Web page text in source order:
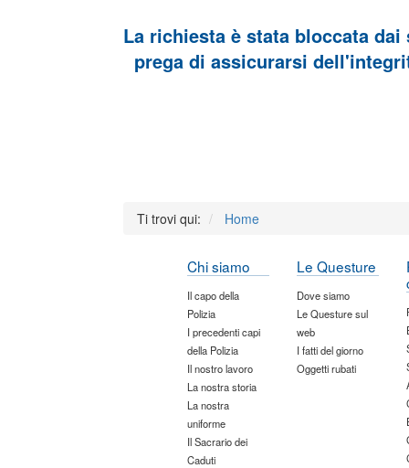
La richiesta è stata bloccata
prega di assicurarsi
Ti trovi qui: Home
Chi siamo
Il capo della
Polizia
I precedenti capi
della Polizia
Il nostro lavoro
La nostra storia
La nostra
uniforme
Il Sacrario dei
Caduti
Le Questure
Dove siamo
Le Questure sul
web
I fatti del giorno
Oggetti rubati